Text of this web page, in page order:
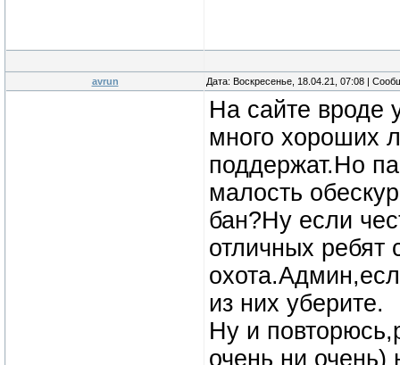
avrun Дата: Воскресенье, 18.04.21, 07:08 |
На сайте вроде
много хороших
поддержат.Но
малость
бан?Ну если
отличных ребят
из них уберите.
Ну и
очень ни